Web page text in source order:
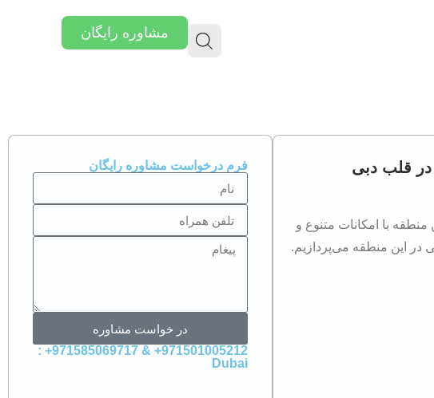
مشاوره رایگان
در قلب دبی
با امکانات متنوع و
در این منطقه می‌پردازیم.
فرم درخواست مشاوره رایگان
در خواست مشاوره
971501005212+ & 971585069717+ :
Dubai